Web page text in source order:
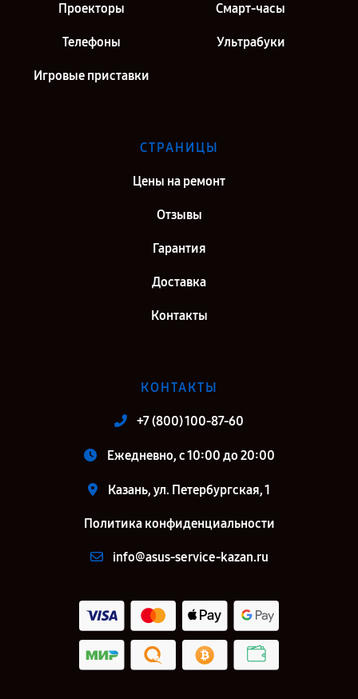
Проекторы Смарт-часы
Телефоны Ультрабуки
Игровые приставки
СТРАНИЦЫ
Цены на ремонт
Отзывы
Гарантия
Доставка
Контакты
КОНТАКТЫ
+7 (800) 100-87-60
Ежедневно, с 10:00 до 20:00
Казань, ул. Петербургская, 1
Политика конфиденциальности
info@asus-service-kazan.ru